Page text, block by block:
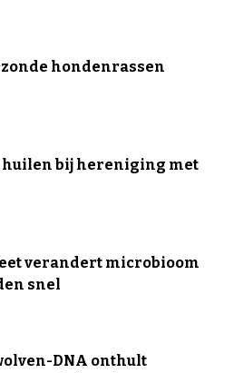
hondenrassen
huilen bij hereniging met
verandert microbioom
snel
DNA onthult